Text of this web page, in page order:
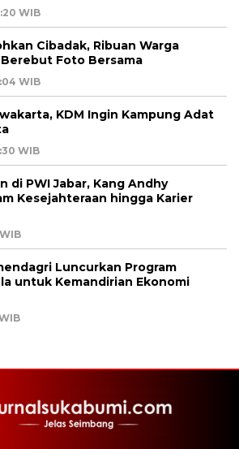
WIB
Cibadak, Ribuan Warga
Foto Bersama
WIB
KDM Ingin Kampung Adat
WIB
di PWI Jabar, Kang Andhy
Kesejahteraan hingga Karier
Luncurkan Program
untuk Kemandirian Ekonomi